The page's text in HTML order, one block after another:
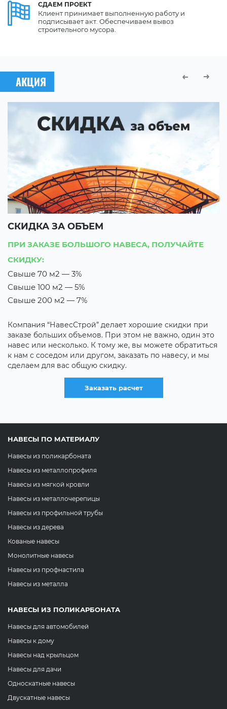
СДАЕМ ПРОЕКТ
Клиент принимает выполненную работу и
подписывает акт. Обеспечиваем вывоз
строительного мусора.
АКЦИЯ
СКИДКА ЗА ОБЪЕМ
ПРИ ЗАКАЗЕ БОЛЬШОГО НАВЕСА, ПОЛУЧАЙТЕ
СКИДКУ:
Свыше 70 м2 — 3%
Свыше 100 м2 — 5%
Свыше 200 м2 — 7%
Компания “НавесСтрой” делает хорошие скидки при
заказе больших объемов. При этом не важно, один это
навес или несколько. К тому же, вы можете обратиться
к нам с соседом или другом, заказать по навесу, и мы
сделаем для вас общую скидку.
Заказать расчет
НАВЕСЫ ПО МАТЕРИАЛУ
Навесы из поликарбоната
Навесы из металлопрофиля
Навесы из мягкой кровли
Навесы из металлочерепицы
Навесы из профильной трубы
Навесы из дерева
Кованые навесы
Монолитные навесы
Навесы из профнастила
Навесы из металла
НАВЕСЫ ИЗ ПОЛИКАРБОНАТА
Навесы для автомобилей
Навесы к дому
Навесы над крыльцом
Навесы для дачи
Односкатные навесы
Двускатные навесы